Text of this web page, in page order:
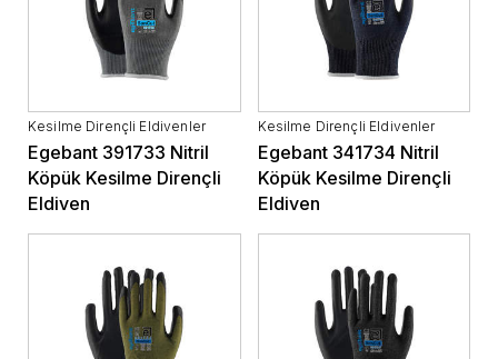
Kesilme Dirençli Eldivenler
Egebant 391733 Nitril
Köpük Kesilme Dirençli
Eldiven
Kesilme Dirençli Eldivenler
Egebant 341734 Nitril
Köpük Kesilme Dirençli
Eldiven